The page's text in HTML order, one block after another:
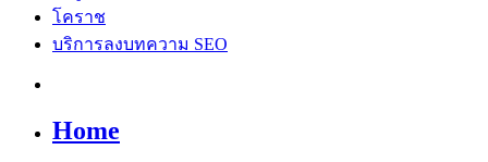
โคราช
บริการลงบทความ SEO
Home